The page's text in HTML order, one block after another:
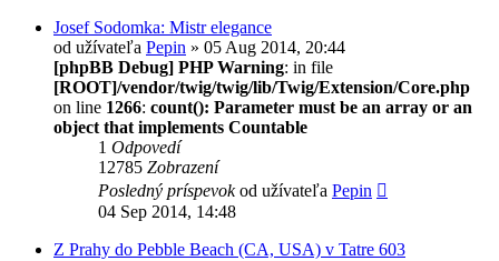
Josef Sodomka: Mistr elegance
od užívateľa Pepin » 05 Aug 2014, 20:44
[phpBB Debug] PHP Warning: in file
[ROOT]/vendor/twig/twig/lib/Twig/Extension/Core.php
on line 1266: count(): Parameter must be an array or an
object that implements Countable
1 Odpovedí
12785 Zobrazení
Posledný príspevokod užívateľa Pepin
04 Sep 2014, 14:48
Z Prahy do Pebble Beach (CA, USA) v Tatre 603